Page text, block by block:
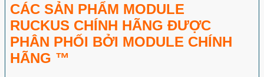
CÁC SẢN PHẨM MODULE
RUCKUS CHÍNH HÃNG ĐƯỢC
PHÂN PHỐI BỞI MODULE CHÍNH
HÃNG ™